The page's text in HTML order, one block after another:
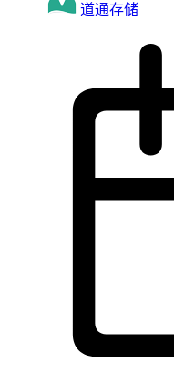
道通存储